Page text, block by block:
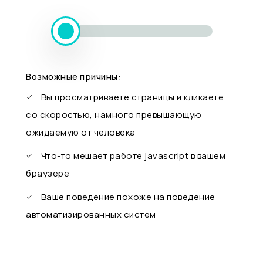
Возможные причины:
Вы просматриваете страницы и кликаете
со скоростью, намного превышающую
ожидаемую от человека
Что-то мешает работе javascript в вашем
браузере
Ваше поведение похоже на поведение
автоматизированных систем